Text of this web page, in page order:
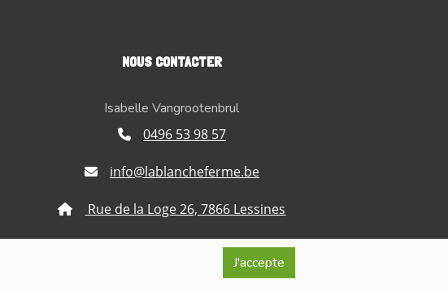
J'accepte
NOUS CONTACTER
Isabelle Vangrootenbrul
0496 53 98 57
info@lablancheferme.be
Rue de la Loge 26, 7866 Lessines
Numéro d'entreprise : BE 0740.515.321
Gérante : Isabelle Vangrootenbrul